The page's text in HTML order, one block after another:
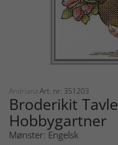
Andriana Art. nr: 351203
Broderikit Tavle
Hobbygartner
Mønster: Engelsk